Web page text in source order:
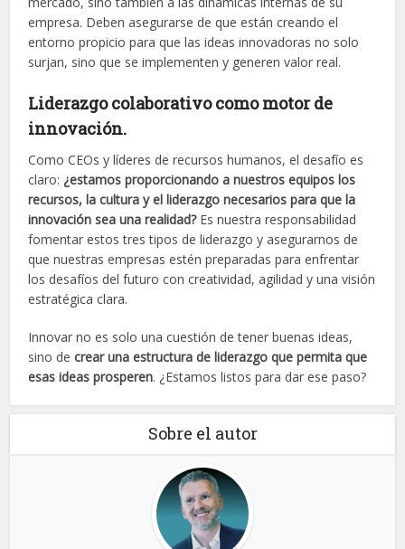
empresa. Deben asegurarse de que están creando el
entorno propicio para que las ideas innovadoras no solo
surjan, sino que se implementen y generen valor real.
Liderazgo colaborativo como motor de
innovación.
Como CEOs y líderes de recursos humanos, el desafío es
claro: ¿estamos proporcionando a nuestros equipos los
recursos, la cultura y el liderazgo necesarios para que la
innovación sea una realidad?Es nuestra responsabilidad
fomentar estos tres tipos de liderazgo y asegurarnos de
que nuestras empresas estén preparadas para enfrentar
los desafíos del futuro con creatividad, agilidad y una visión
estratégica clara.
Innovar no es solo una cuestión de tener buenas ideas,
sino decrear una estructura de liderazgo que permita que
esas ideas prosperen. ¿Estamos listos para dar ese paso?
Sobre el autor